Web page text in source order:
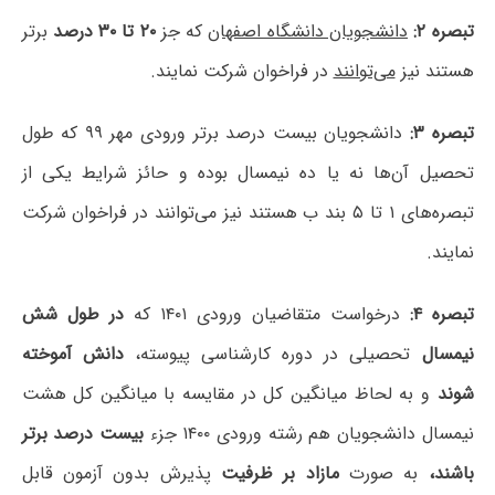
تبصره ۲: دانشجویان دانشگاه اصفهانکه جز۲۰ تا ۳۰ درصد
برتر
هستند نیزمی‌تواننددر فراخوان شرکت نمایند.
تبصره ۳:
دانشجویان بیست درصد برتر ورودی مهر ۹۹ که طول
تحصیل آن‌ها نه یا ده نیمسال بوده و حائز شرایط یکی از
تبصره‌های ۱ تا ۵ بند ب هستند نیز می‌توانند در فراخوان شرکت
نمایند.
تبصره ۴: درخواست متقاضیان ورودی ۱۴۰۱ که
در طول شش
نیمسال تحصیلی در دوره کارشناسی پیوسته،دانش آموخته
شوند و به لحاظ میانگین کل در مقایسه با میانگین کل هشت
نیمسال دانشجویان هم رشته ورودی ۱۴۰۰ جزء
بیست درصد برتر
باشند، به صورت مازاد بر ظرفیت پذیرش بدون آزمون قابل